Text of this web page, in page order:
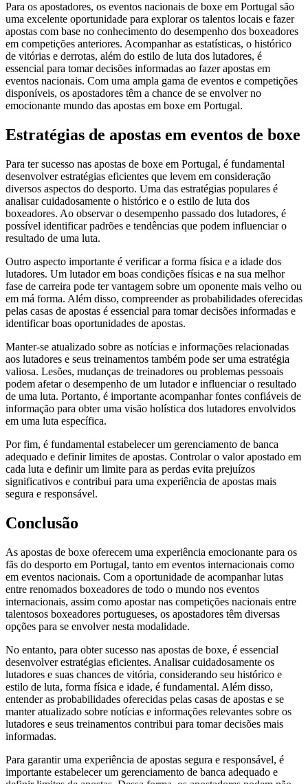
Para os apostadores, os eventos nacionais de boxe em Portugal são
uma excelente oportunidade para explorar os talentos locais e fazer
apostas com base no conhecimento do desempenho dos boxeadores
em competições anteriores. Acompanhar as estatísticas, o histórico
de vitórias e derrotas, além do estilo de luta dos lutadores, é
essencial para tomar decisões informadas ao fazer apostas em
eventos nacionais. Com uma ampla gama de eventos e competições
disponíveis, os apostadores têm a chance de se envolver no
emocionante mundo das apostas em boxe em Portugal.
Estratégias de apostas em eventos de boxe
Para ter sucesso nas apostas de boxe em Portugal, é fundamental
desenvolver estratégias eficientes que levem em consideração
diversos aspectos do desporto. Uma das estratégias populares é
analisar cuidadosamente o histórico e o estilo de luta dos
boxeadores. Ao observar o desempenho passado dos lutadores, é
possível identificar padrões e tendências que podem influenciar o
resultado de uma luta.
Outro aspecto importante é verificar a forma física e a idade dos
lutadores. Um lutador em boas condições físicas e na sua melhor
fase de carreira pode ter vantagem sobre um oponente mais velho ou
em má forma. Além disso, compreender as probabilidades oferecidas
pelas casas de apostas é essencial para tomar decisões informadas e
identificar boas oportunidades de apostas.
Manter-se atualizado sobre as notícias e informações relacionadas
aos lutadores e seus treinamentos também pode ser uma estratégia
valiosa. Lesões, mudanças de treinadores ou problemas pessoais
podem afetar o desempenho de um lutador e influenciar o resultado
de uma luta. Portanto, é importante acompanhar fontes confiáveis de
informação para obter uma visão holística dos lutadores envolvidos
em uma luta específica.
Por fim, é fundamental estabelecer um gerenciamento de banca
adequado e definir limites de apostas. Controlar o valor apostado em
cada luta e definir um limite para as perdas evita prejuízos
significativos e contribui para uma experiência de apostas mais
segura e responsável.
Conclusão
As apostas de boxe oferecem uma experiência emocionante para os
fãs do desporto em Portugal, tanto em eventos internacionais como
em eventos nacionais. Com a oportunidade de acompanhar lutas
entre renomados boxeadores de todo o mundo nos eventos
internacionais, assim como apostar nas competições nacionais entre
talentosos boxeadores portugueses, os apostadores têm diversas
opções para se envolver nesta modalidade.
No entanto, para obter sucesso nas apostas de boxe, é essencial
desenvolver estratégias eficientes. Analisar cuidadosamente os
lutadores e suas chances de vitória, considerando seu histórico e
estilo de luta, forma física e idade, é fundamental. Além disso,
entender as probabilidades oferecidas pelas casas de apostas e se
manter atualizado sobre notícias e informações relevantes sobre os
lutadores e seus treinamentos contribui para tomar decisões mais
informadas.
Para garantir uma experiência de apostas segura e responsável, é
importante estabelecer um gerenciamento de banca adequado e